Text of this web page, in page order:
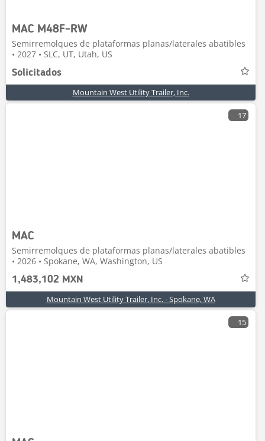
MAC M48F-RW
Semirremolques de plataformas planas/laterales abatibles
• 2027 • SLC, UT, Utah, US
Solicitados
Mountain West Utility Trailer, Inc.
17
MAC
Semirremolques de plataformas planas/laterales abatibles
• 2026 • Spokane, WA, Washington, US
1,483,102 MXN
Mountain West Utility Trailer, Inc. - Spokane, WA
15